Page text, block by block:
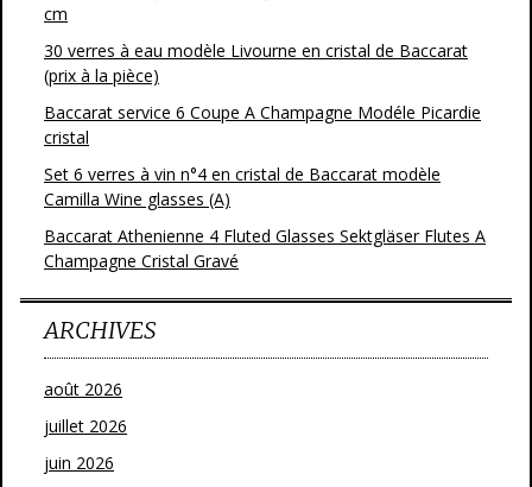
cm
30 verres à eau modèle Livourne en cristal de Baccarat
(prix à la pièce)
Baccarat service 6 Coupe A Champagne Modéle Picardie
cristal
Set 6 verres à vin n°4 en cristal de Baccarat modèle
Camilla Wine glasses (A)
Baccarat Athenienne 4 Fluted Glasses Sektgläser Flutes A
Champagne Cristal Gravé
ARCHIVES
août 2026
juillet 2026
juin 2026